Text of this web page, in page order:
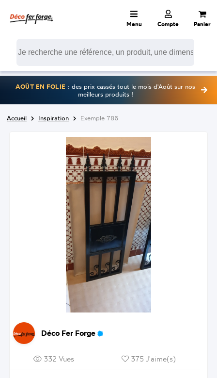
Menu Compte Panier
AOÛT EN FOLIE : des prix cassés tout le mois d'Août sur nos
meilleurs produits !
Accueil Inspiration Exemple 786
Déco Fer Forge
332 Vues 375 J'aime(s)